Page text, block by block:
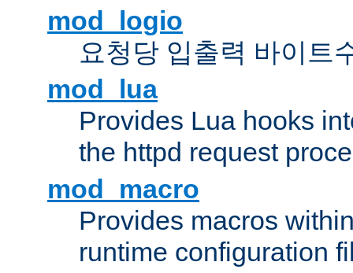
mod_logio
요청당 입출력 바이트
mod_lua
Provides Lua hooks
the httpd request
mod_macro
Provides macros
runtime configuration